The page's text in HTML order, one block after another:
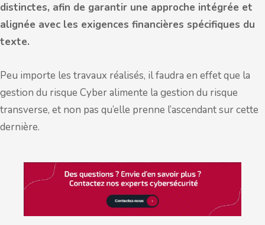
distinctes, afin de garantir une approche intégrée et
alignée avec les exigences financières spécifiques du
texte.
Peu importe les travaux réalisés, il faudra en effet que la
gestion du risque Cyber alimente la gestion du risque
transverse, et non pas qu’elle prenne l’ascendant sur cette
dernière.